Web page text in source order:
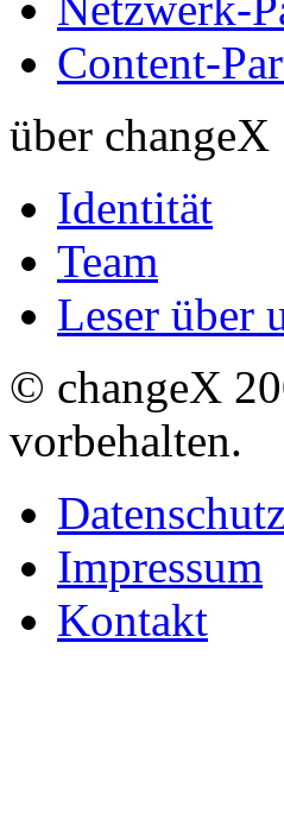
Content-
über changeX
Identität
Team
Leser über
© changeX
vorbehalten.
Impressum
Kontakt